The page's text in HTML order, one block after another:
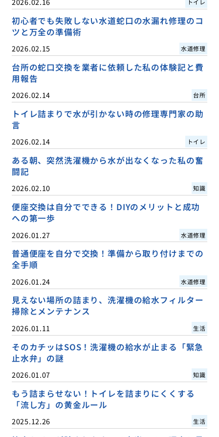
トイレ
初心者でも失敗しない水道蛇口の水漏れ修理のコ
ツと万全の準備術
2026.02.15 水道修理
台所の蛇口交換を業者に依頼した私の体験記と費
用報告
2026.02.14 台所
トイレ詰まりで水が引かない時の修理専門家の助
言
2026.02.14 トイレ
ある朝、突然洗濯機から水が出なくなった私の奮
闘記
2026.02.10 知識
便座交換は自分でできる！DIYのメリットと成功
への第一歩
2026.01.27 水道修理
普通便座を自分で交換！準備から取り付けまでの
全手順
2026.01.24 水道修理
見えない場所の詰まり、洗濯機の給水フィルター
掃除とメンテナンス
2026.01.11 生活
そのカチッはSOS！洗濯機の給水が止まる「緊急
止水弁」の謎
2026.01.07 知識
もう詰まらせない！トイレを詰まりにくくする
「流し方」の黄金ルール
2025.12.26 生活